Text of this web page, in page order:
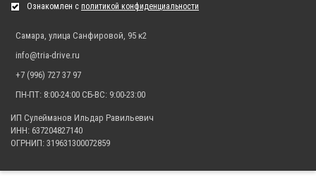
Ознакомлен с политикой конфиденциальности
Самара, улица Санфировой, 95 к2
info@tria-drive.ru
+7 (996) 727 37 97
ПН-ПТ: 8:00-24:00 СБ-ВС: 9:00-23:00
ИП Сулейманов Ильдар Равильевич
ИНН: 637204827140
ОГРНИП: 319631300072859